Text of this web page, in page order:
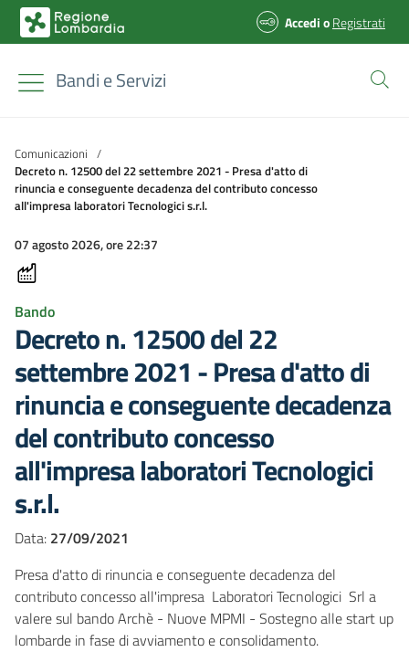
AccedioRegistrati
Bandi e Servizi
Comunicazioni /
Decreto n. 12500 del 22 settembre 2021 - Presa d'atto di
rinuncia e conseguente decadenza del contributo concesso
all'impresa laboratori Tecnologici s.r.l.
07 agosto 2026, ore 22:37
Bando
Decreto n. 12500 del 22
settembre 2021 - Presa d'atto di
rinuncia e conseguente decadenza
del contributo concesso
all'impresa laboratori Tecnologici
s.r.l.
Data: 27/09/2021
Presa d'atto di rinuncia e conseguente decadenza del
contributo concesso all'impresa Laboratori Tecnologici Srl a
valere sul bando Archè - Nuove MPMI - Sostegno alle start up
lombarde in fase di avviamento e consolidamento.